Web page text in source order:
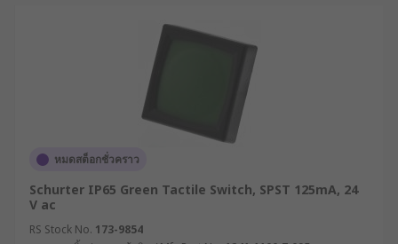
ข้อดีสำคัญของสวิตช์แท็กไฟฟ้า ได้แก่
ผู้ใช้รู้สึกถึงสัมผัสที่ชัดเจนเมื่อสวิตช์ทำงาน ซึ่ง
ช่วยให้มั่นใจได้ว่าผู้ใช้ได้กดปุ่มจริง ๆ ไม่ว่าจะเป็น
คีย์บอร์ด, รีโมตคอนโทรล, หรือเครื่องมือควบคุม
มีความทนทานสูง สามารถทนต่อการใช้งานที่ต่อ
เช่น ในคีย์บอร์ดคอมพิวเตอร์ ที่ต้องกดหลายครั้ง
ต่อวัน หรือรีโมตคอนโทรลที่ต้องใช้งานบ่อย ๆ
หมดสต็อกชั่วคราว
Schurter IP65 Green Tactile Switch, SPST 125mA, 24
V ac
RS Stock No. 173-9854